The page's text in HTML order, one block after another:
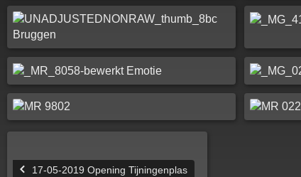
17-05-2019 Opening Tijningenplas